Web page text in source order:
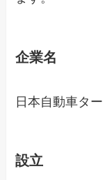
企業名
日本自動車タ
設立